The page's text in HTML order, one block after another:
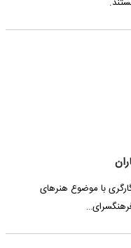
با موضوع هنرهای